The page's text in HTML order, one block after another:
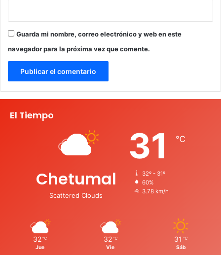
Guarda mi nombre, correo electrónico y web en este
navegador para la próxima vez que comente.
El Tiempo
Chetumal
Scattered Clouds
31 ℃
32º - 31º
60%
3.78 km/h
32 ℃
Jue
32 ℃
Vie
31 ℃
Sáb